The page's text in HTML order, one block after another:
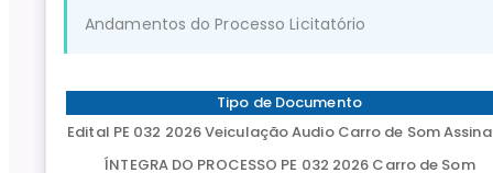
Andamentos do Processo Licitatório
Tipo de Documento
Edital PE 032 2026 Veiculação Audio Carro de Som
ÍNTEGRA DO PROCESSO PE 032 2026 Carro de Som